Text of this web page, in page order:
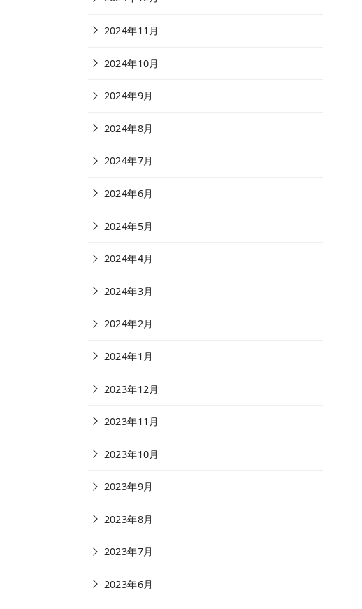
2024年11月
2024年10月
2024年9月
2024年8月
2024年7月
2024年6月
2024年5月
2024年4月
2024年3月
2024年2月
2024年1月
2023年12月
2023年11月
2023年10月
2023年9月
2023年8月
2023年7月
2023年6月